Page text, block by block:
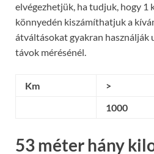
elvégezhetjük, ha tudjuk, hogy 1
könnyedén kiszámíthatjuk a
átváltásokat gyakran használják
távok mérésénél.
Km >
1000
53 méter hány